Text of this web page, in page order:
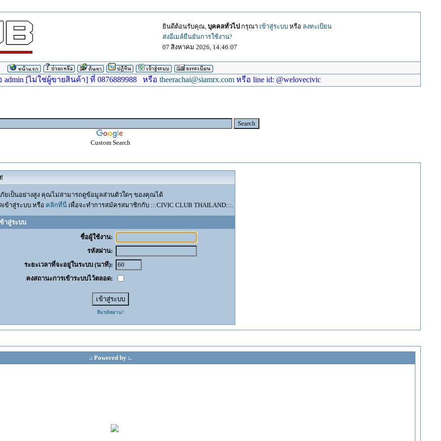
ยินดีต้อนรับคุณ, บุคคลทั่วไป กรุณา เข้าสู่ระบบหรือ ลงทะเบียน
ส่งอีเมล์ยืนยันการใช้งาน?
07 สิงหาคม 2026, 14:46:07
[ไม่ใช่ผู้ขายสินค้า] ที่ 0876889988 หรือtheerachai@siamrx.com หรือ line id: @welovecivic
Custom Search
ยเป็นอย่างสูง คุณไม่สามารถดูข้อมูลส่วนตัวใดๆ ของคุณได้
เข้าสู่ระบบ หรือ คลิกที่นี่เพื่อจะทำการสมัครสมาชิกกับ :::CIVIC CLUB THAILAND:::.
าสู่ระบบ
ชื่อผู้ใช้งาน:
รหัสผ่าน:
ระยะเวลาที่จะอยู่ในระบบ (นาที):
คงสถานะการเข้าระบบไว้ตลอด:
ลืมรหัสผ่าน?
.: Powered by :.